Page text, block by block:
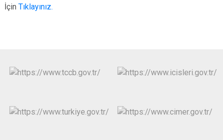
İçin Tıklayınız.